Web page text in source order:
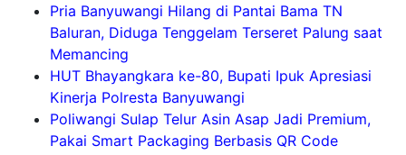
Pria Banyuwangi Hilang di Pantai Bama TN
Baluran, Diduga Tenggelam Terseret Palung saat
Memancing
HUT Bhayangkara ke-80, Bupati Ipuk Apresiasi
Kinerja Polresta Banyuwangi
Poliwangi Sulap Telur Asin Asap Jadi Premium,
Pakai Smart Packaging Berbasis QR Code